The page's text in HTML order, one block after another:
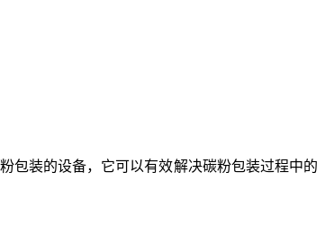
包装的设备，它可以有效解决碳粉包装过程中的